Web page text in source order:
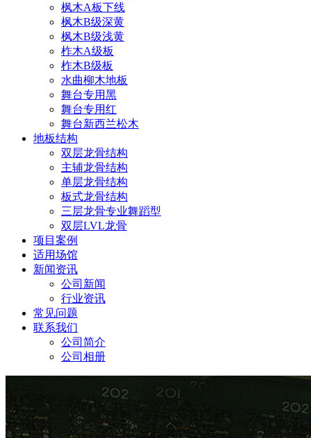
枫木A板下线
枫木B级深黄
枫木B级浅黄
柞木A级板
柞木B级板
水曲柳木地板
舞台专用黑
舞台专用红
舞台新西兰松木
地板结构
双层龙骨结构
主辅龙骨结构
单层龙骨结构
板式龙骨结构
三层龙骨专业舞蹈型
双层LVL龙骨
项目案例
适用场馆
新闻资讯
公司新闻
行业资讯
常见问题
联系我们
公司简介
公司相册